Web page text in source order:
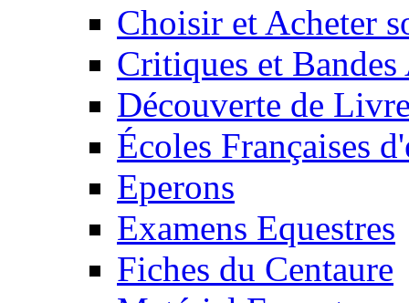
Choisir et Acheter
Critiques et
Découverte de
Écoles Françaises
Eperons
Examens Equestres
Fiches du Centaure